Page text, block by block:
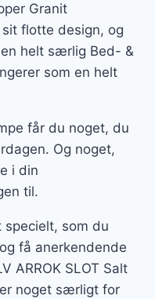
Granit
flotte design, og
helt særlig Bed- &
som en helt
får du noget, du
Og noget,
i din
til.
specielt, som du
få anerkendende
ARROK SLOT Salt
noget særligt for